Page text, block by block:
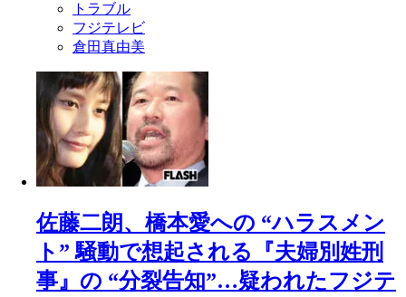
トラブル
フジテレビ
倉田真由美
佐藤二朗、橋本愛への “ハラスメン
ト” 騒動で想起される『夫婦別姓刑
事』の “分裂告知”…疑われたフジテ